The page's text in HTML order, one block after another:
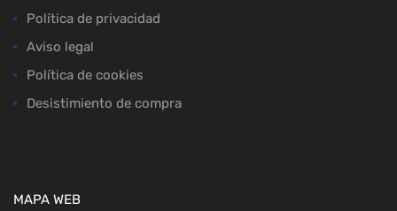
Política de privacidad
Aviso legal
Política de cookies
Desistimiento de compra
MAPA WEB